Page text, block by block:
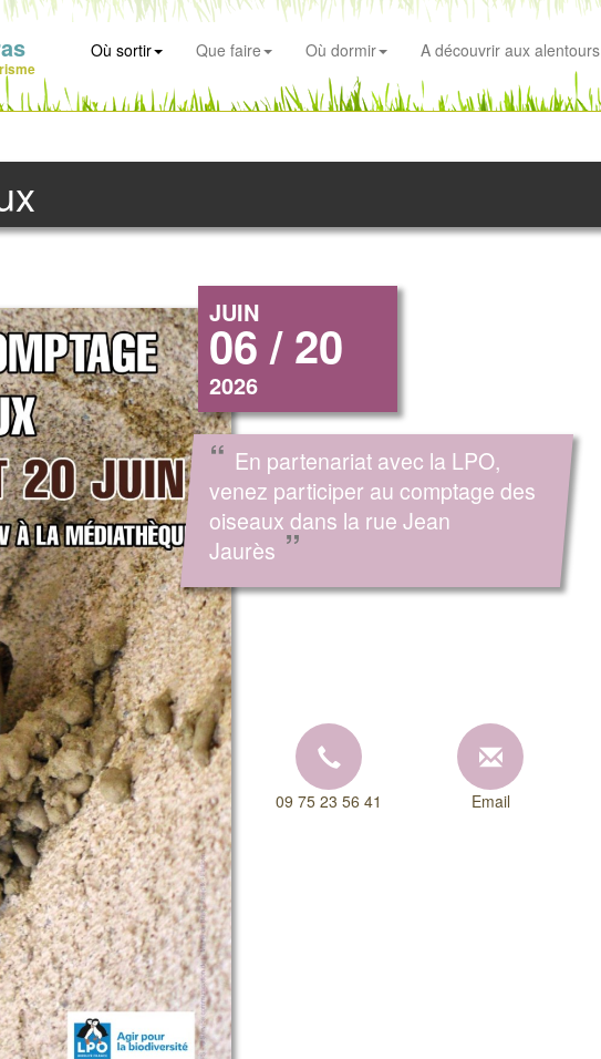
Où sortir Que faire Où dormir A découvrir aux alentours
JUIN
06 / 20
2026
“ En partenariat avec la LPO,
venez participer au comptage des
oiseaux dans la rue Jean
Jaurès ”
09 75 23 56 41 Email